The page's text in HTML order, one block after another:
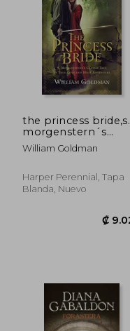
the princess bride,s.
morgenstern´s
classic tale of true
love and high
William Goldman
Harper Perennial, Tapa
Blanda, Nuevo